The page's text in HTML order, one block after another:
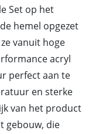
Set op het
hemel opgezet
vanuit hoge
acryl
perfect aan te
en sterke
van het product
gebouw, die